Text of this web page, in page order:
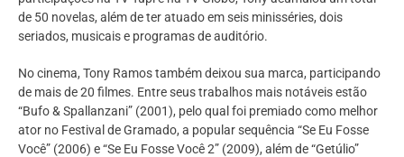
de 50 novelas, além de ter atuado em seis minisséries, dois
seriados, musicais e programas de auditório.
No cinema, Tony Ramos também deixou sua marca, participando
de mais de 20 filmes. Entre seus trabalhos mais notáveis estão
“Bufo & Spallanzani” (2001), pelo qual foi premiado como melhor
ator no Festival de Gramado, a popular sequência “Se Eu Fosse
Você” (2006) e “Se Eu Fosse Você 2” (2009), além de “Getúlio”